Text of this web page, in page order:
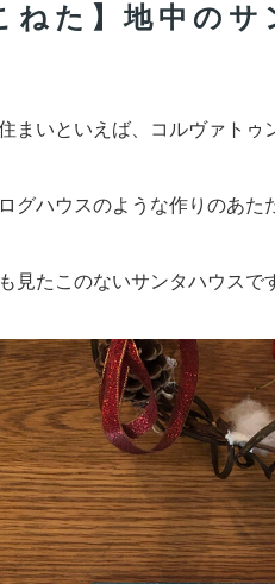
ねた】地中のサ
まいといえば、コルヴァト
グハウスのような作りのあた
見たこのないサンタハウスで